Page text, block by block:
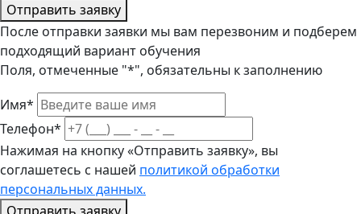
Отправить заявку
После отправки заявки мы вам перезвоним и подберем
подходящий вариант обучения
Поля, отмеченные "*", обязательны к заполнению
Имя*
Телефон*
Нажимая на кнопку «Отправить заявку», вы
соглашетесь с нашей политикой обработки
персональных данных.